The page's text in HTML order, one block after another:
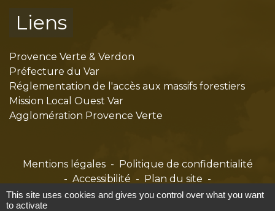
Liens
Provence Verte & Verdon
Préfecture du Var
Réglementation de l'accès aux massifs forestiers
Mission Local Ouest Var
Agglomération Provence Verte
Mentions légales -
Politique de confidentialité
- Accessibilité - Plan du site -
Gestion des cookies
This site uses cookies and gives you control over what you want
to activate